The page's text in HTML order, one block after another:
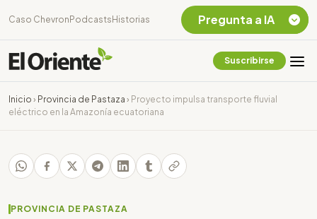
Caso Chevron Podcasts Historias
Suscribirse
Inicio › Provincia de Pastaza › Proyecto impulsa transporte fluvial
eléctrico en la Amazonía ecuatoriana
PROVINCIA DE PASTAZA
Pregunta a IA
Chevron Ecuador